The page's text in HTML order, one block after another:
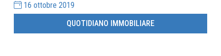
16 ottobre 2019
QUOTIDIANO IMMOBILIARE